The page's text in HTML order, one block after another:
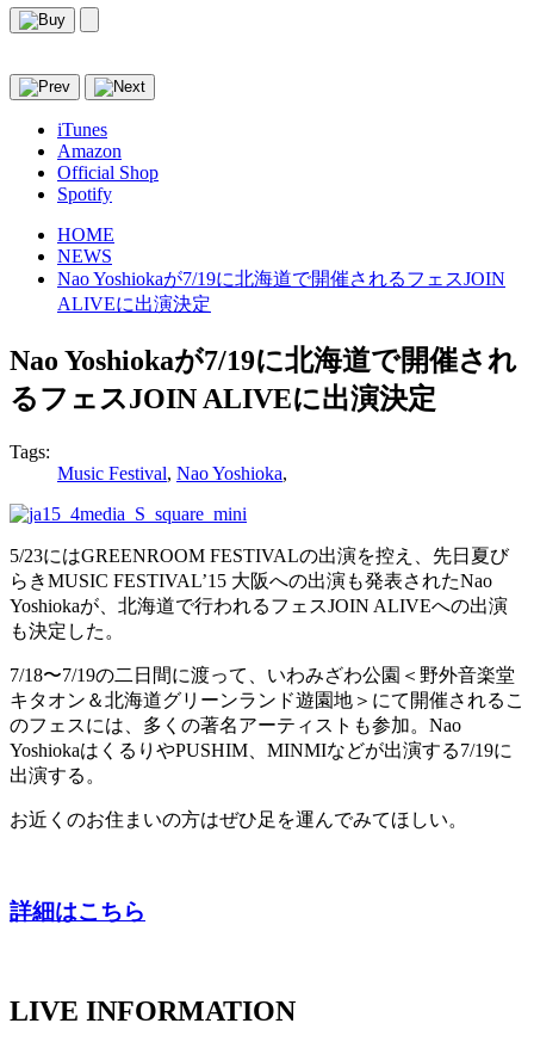
iTunes
Amazon
Official Shop
Spotify
HOME
NEWS
Nao Yoshiokaが7/19に北海道で開催されるフェスJOIN
ALIVEに出演決定
Nao Yoshiokaが7/19に北海道で開催され
るフェスJOIN ALIVEに出演決定
Tags:
Music Festival, Nao Yoshioka,
5/23にはGREENROOM FESTIVALの出演を控え、先日夏び
らきMUSIC FESTIVAL’15 大阪への出演も発表されたNao
Yoshiokaが、北海道で行われるフェスJOIN ALIVEへの出演
も決定した。
7/18〜7/19の二日間に渡って、いわみざわ公園＜野外音楽堂
キタオン＆北海道グリーンランド遊園地＞にて開催されるこ
のフェスには、多くの著名アーティストも参加。Nao
YoshiokaはくるりやPUSHIM、MINMIなどが出演する7/19に
出演する。
お近くのお住まいの方はぜひ足を運んでみてほしい。
詳細はこちら
LIVE INFORMATION